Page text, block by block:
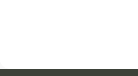
ついて